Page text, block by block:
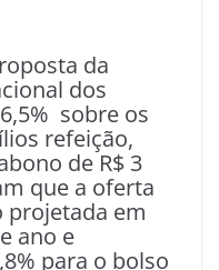
da
dos
sobre os
refeição,
de R$ 3
que a oferta
projetada em
ano e
para o bolso